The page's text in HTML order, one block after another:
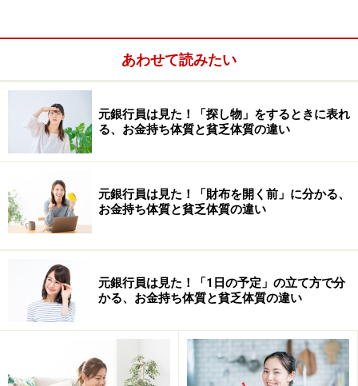
そのようなメールを受け取った人のなかには体調を壊す
人もいます。体調を崩してまで向き合わなければならな
い意見は、そうそうありません。おかしいメールだな？
と思ったら、できるだけ早く手放すことが大切です。
会えないからこそ、思いやりを持って接す
あわせて読みたい
元銀行員は見た！「探し物」をするときに表れ
る、お金持ち体質と貧乏体質の違い
元銀行員は見た！「財布を開く前」に分かる、
お金持ち体質と貧乏体質の違い
元銀行員は見た！「1日の予定」の立て方で分
かる、お金持ち体質と貧乏体質の違い